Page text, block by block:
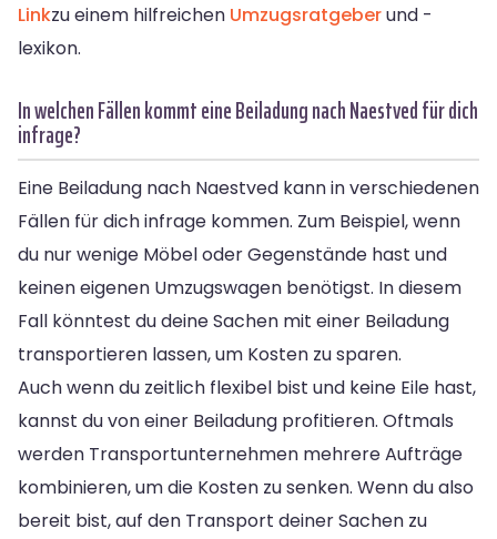
Linkzu einem hilfreichen Umzugsratgeberund -
lexikon.
In welchen Fällen kommt eine Beiladung nach Naestved für dich
infrage?
Eine Beiladung nach Naestved kann in verschiedenen
Fällen für dich infrage kommen. Zum Beispiel, wenn
du nur wenige Möbel oder Gegenstände hast und
keinen eigenen Umzugswagen benötigst. In diesem
Fall könntest du deine Sachen mit einer Beiladung
transportieren lassen, um Kosten zu sparen.
Auch wenn du zeitlich flexibel bist und keine Eile hast,
kannst du von einer Beiladung profitieren. Oftmals
werden Transportunternehmen mehrere Aufträge
kombinieren, um die Kosten zu senken. Wenn du also
bereit bist, auf den Transport deiner Sachen zu